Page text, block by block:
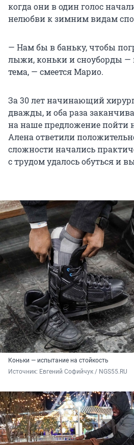
когда они в один голос
нелюбви к зимним видам
— Нам бы в баньку, чтобы
лыжи, коньки и сноуборды —
тема, — смеется Марио.
За 30 лет начинающий
дважды, и оба раза
на наше предложение пойти
Алена ответили
сложности начались
с трудом удалось обуться и
Коньки — испытание на стойкость
Источник: Евгений Софийчук / NGS55.RU